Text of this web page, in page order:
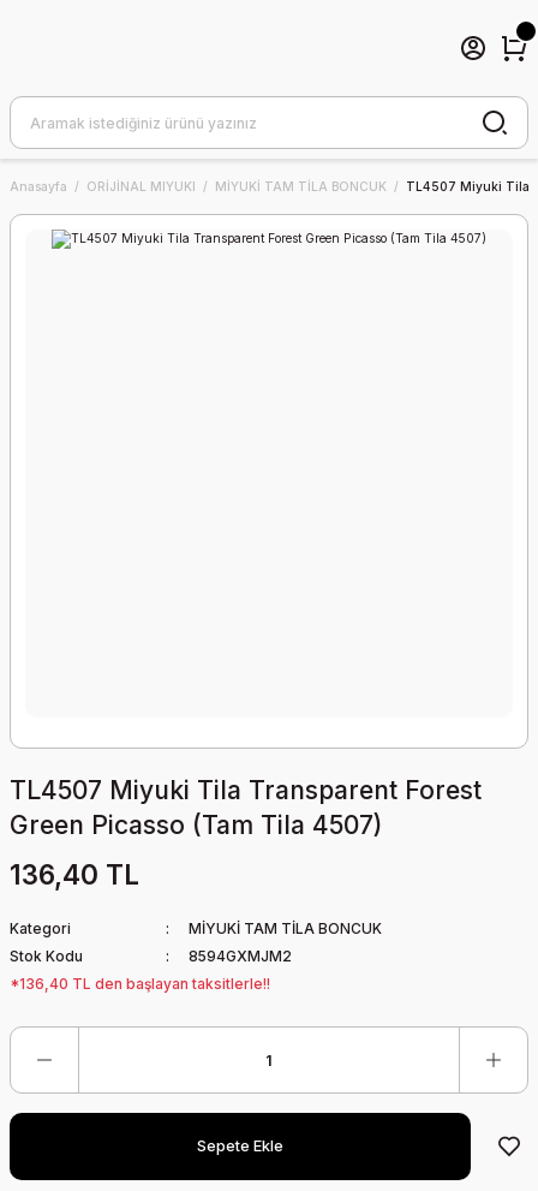
Anasayfa ORİJİNAL MIYUKI MİYUKİ TAM TİLA BONCUK TL4507 Miyuki Tila
TL4507 Miyuki Tila Transparent Forest
Green Picasso (Tam Tila 4507)
136,40 TL
Kategori
MİYUKİ TAM TİLA BONCUK
Stok Kodu
8594GXMJM2
*136,40 TL den başlayan taksitlerle!!
Sepete Ekle